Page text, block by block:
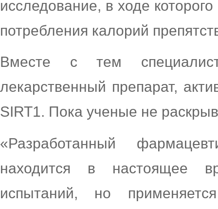
исследование, в ходе
потребления калорий
Вместе с тем
лекарственный препарат,
SIRT1. Пока ученые не
«Разработанный
находится в настоящее
испытаний, но